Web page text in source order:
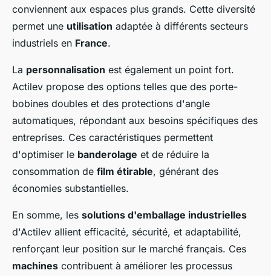
conviennent aux espaces plus grands. Cette diversité
permet une utilisation adaptée à différents secteurs
industriels en France.
La personnalisation est également un point fort.
Actilev propose des options telles que des porte-
bobines doubles et des protections d'angle
automatiques, répondant aux besoins spécifiques des
entreprises. Ces caractéristiques permettent
d'optimiser le banderolage et de réduire la
consommation de film étirable, générant des
économies substantielles.
En somme, les solutions d'emballage industrielles
d'Actilev allient efficacité, sécurité, et adaptabilité,
renforçant leur position sur le marché français. Ces
machines contribuent à améliorer les processus